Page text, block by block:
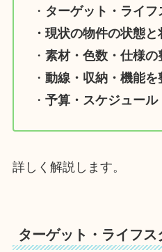
・ ターゲット・ライ
・現状の物件の状態
・ 素材・色数・仕様の
・ 動線・収納・機能を
・ 予算・スケジュー
詳しく解説します。
ターゲット・ライフ